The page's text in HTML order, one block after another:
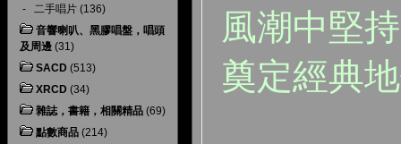
- 二手唱片 (136)
音響喇叭、黑膠唱盤，唱頭
及周邊 (31)
SACD (513)
XRCD (34)
雜誌，書籍，相關精品 (69)
點數商品 (214)
風潮中堅
奠定經典